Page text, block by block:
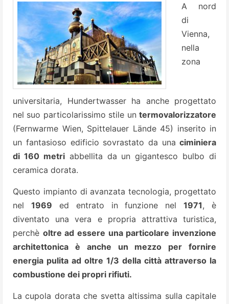
A nord
di
Vienna,
nella
zona
universitaria, Hundertwasser ha anche progettato
nel suo particolarissimo stile un termovalorizzatore
(Fernwarme Wien, Spittelauer Lände 45) inserito in
un fantasioso edificio sovrastato da una ciminiera
di 160 metriabbellita da un gigantesco bulbo di
ceramica dorata.
Questo impianto di avanzata tecnologia, progettato
nel 1969 ed entrato in funzione nel1971, è
diventato una vera e propria attrattiva turistica,
perchè oltre ad essere una particolare invenzione
architettonica è anche un mezzo per fornire
energia pulita ad oltre 1/3 della città attraverso la
combustione dei propri rifiuti.
La cupola dorata che svetta altissima sulla capitale